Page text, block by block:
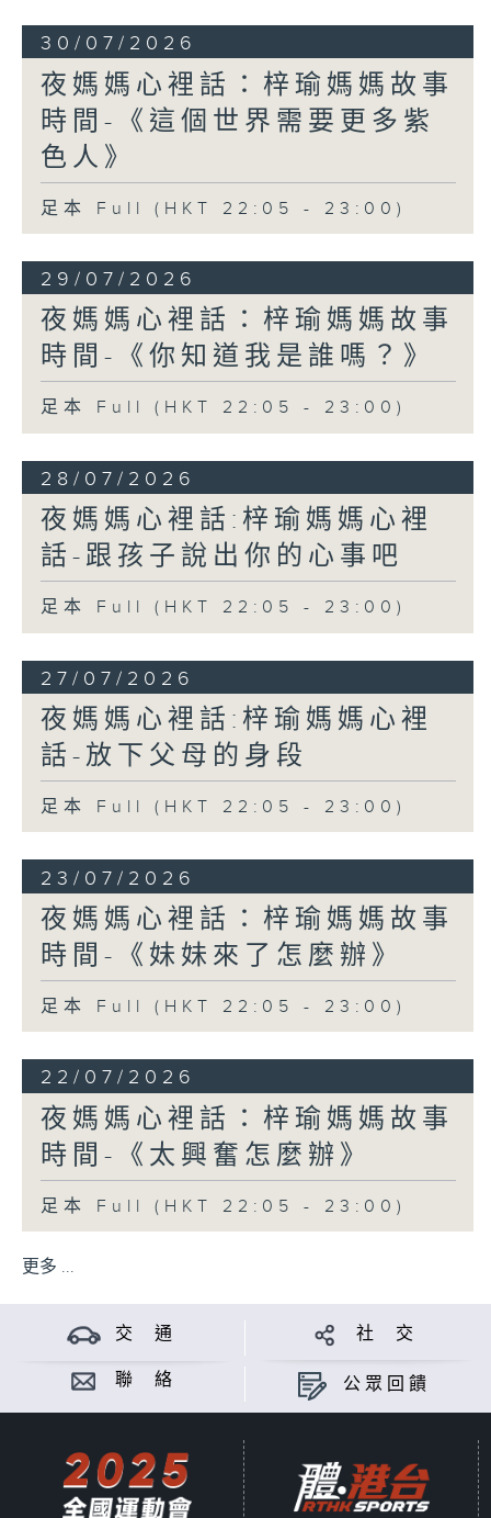
30/07/2026
夜媽媽心裡話：梓瑜媽媽故事
時間-《這個世界需要更多紫
色人》
足本 Full (HKT 22:05 - 23:00)
29/07/2026
夜媽媽心裡話：梓瑜媽媽故事
時間-《你知道我是誰嗎？》
足本 Full (HKT 22:05 - 23:00)
28/07/2026
夜媽媽心裡話:梓瑜媽媽心裡
話-跟孩子說出你的心事吧
足本 Full (HKT 22:05 - 23:00)
27/07/2026
夜媽媽心裡話:梓瑜媽媽心裡
話-放下父母的身段
足本 Full (HKT 22:05 - 23:00)
23/07/2026
夜媽媽心裡話：梓瑜媽媽故事
時間-《妹妹來了怎麼辦》
足本 Full (HKT 22:05 - 23:00)
22/07/2026
夜媽媽心裡話：梓瑜媽媽故事
時間-《太興奮怎麼辦》
足本 Full (HKT 22:05 - 23:00)
更多 ...
交 通 社 交
聯 絡 公眾回饋